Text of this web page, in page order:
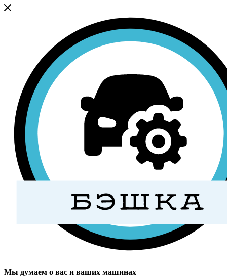
Мы думаем о вас и ваших машинах